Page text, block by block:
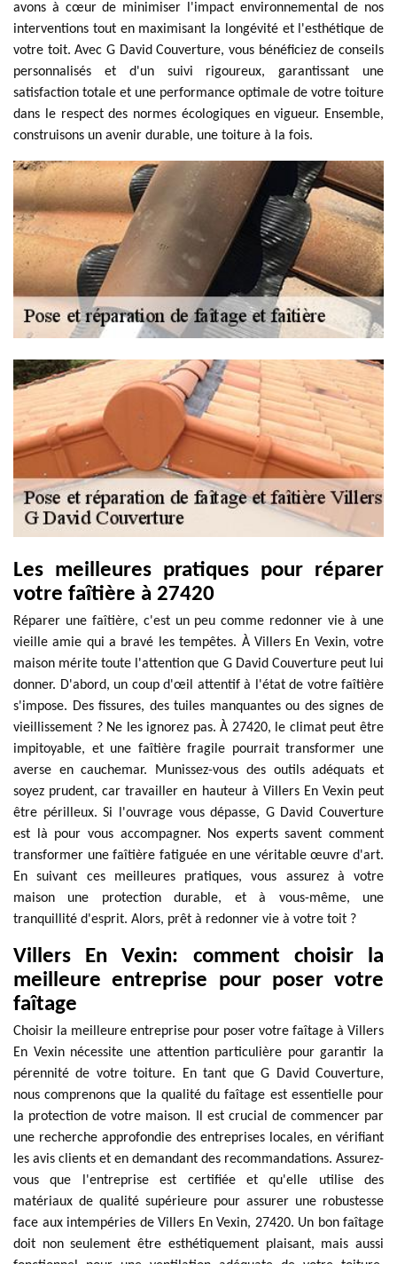
avons à cœur de minimiser l'impact environnemental de nos
interventions tout en maximisant la longévité et l'esthétique de
votre toit. Avec G David Couverture, vous bénéficiez de conseils
personnalisés et d'un suivi rigoureux, garantissant une
satisfaction totale et une performance optimale de votre toiture
dans le respect des normes écologiques en vigueur. Ensemble,
construisons un avenir durable, une toiture à la fois.
Les meilleures pratiques pour réparer
votre faîtière à 27420
Réparer une faîtière, c'est un peu comme redonner vie à une
vieille amie qui a bravé les tempêtes. À Villers En Vexin, votre
maison mérite toute l'attention que G David Couverture peut lui
donner. D'abord, un coup d'œil attentif à l'état de votre faîtière
s'impose. Des fissures, des tuiles manquantes ou des signes de
vieillissement ? Ne les ignorez pas. À 27420, le climat peut être
impitoyable, et une faîtière fragile pourrait transformer une
averse en cauchemar. Munissez-vous des outils adéquats et
soyez prudent, car travailler en hauteur à Villers En Vexin peut
être périlleux. Si l'ouvrage vous dépasse, G David Couverture
est là pour vous accompagner. Nos experts savent comment
transformer une faîtière fatiguée en une véritable œuvre d'art.
En suivant ces meilleures pratiques, vous assurez à votre
maison une protection durable, et à vous-même, une
tranquillité d'esprit. Alors, prêt à redonner vie à votre toit ?
Villers En Vexin: comment choisir la
meilleure entreprise pour poser votre
faîtage
Choisir la meilleure entreprise pour poser votre faîtage à Villers
En Vexin nécessite une attention particulière pour garantir la
pérennité de votre toiture. En tant que G David Couverture,
nous comprenons que la qualité du faîtage est essentielle pour
la protection de votre maison. Il est crucial de commencer par
une recherche approfondie des entreprises locales, en vérifiant
les avis clients et en demandant des recommandations. Assurez-
vous que l'entreprise est certifiée et qu'elle utilise des
matériaux de qualité supérieure pour assurer une robustesse
face aux intempéries de Villers En Vexin, 27420. Un bon faîtage
doit non seulement être esthétiquement plaisant, mais aussi